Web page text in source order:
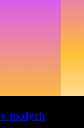
malých